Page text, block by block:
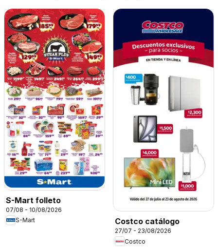
S-Mart folleto
07/08 - 10/08/2026
S-Mart
Costco catálogo
27/07 - 23/08/2026
Costco